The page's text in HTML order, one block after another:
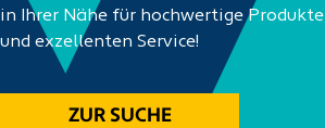
in Ihrer Nähe für hochwertige Produkte
und exzellenten Service!
ZUR SUCHE